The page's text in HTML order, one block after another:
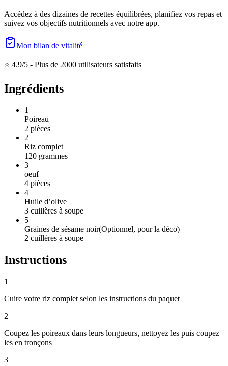
Accédez à des dizaines de recettes équilibrées, planifiez vos repas et
suivez vos objectifs nutritionnels avec notre app.
Mon bilan de vitalité
⭐ 4.9/5 - Plus de 2000 utilisateurs satisfaits
Ingrédients
1
Poireau
2 pièces
2
Riz complet
120 grammes
3
oeuf
4 pièces
4
Huile d’olive
3 cuillères à soupe
5
Graines de sésame noir(Optionnel, pour la déco)
2 cuillères à soupe
Instructions
1
Cuire votre riz complet selon les instructions du paquet
2
Coupez les poireaux dans leurs longueurs, nettoyez les puis coupez
les en tronçons
3